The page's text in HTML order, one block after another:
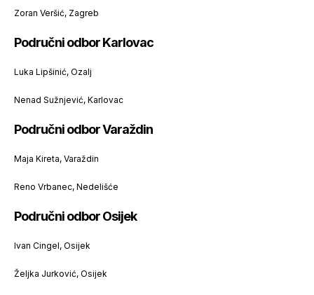
Zoran Veršić, Zagreb
Područni odbor Karlovac
Luka Lipšinić, Ozalj
Nenad Sužnjević, Karlovac
Područni odbor Varaždin
Maja Kireta, Varaždin
Reno Vrbanec, Nedelišće
Područni odbor Osijek
Ivan Cingel, Osijek
Željka Jurković, Osijek